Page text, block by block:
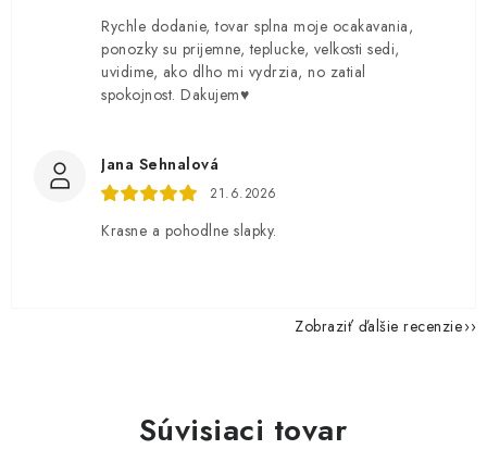
Rychle dodanie, tovar splna moje ocakavania,
ponozky su prijemne, teplucke, velkosti sedi,
uvidime, ako dlho mi vydrzia, no zatial
spokojnost. Dakujem♥️
Jana Sehnalová
21.6.2026
Krasne a pohodlne slapky.
Zobraziť ďalšie recenzie
Súvisiaci tovar